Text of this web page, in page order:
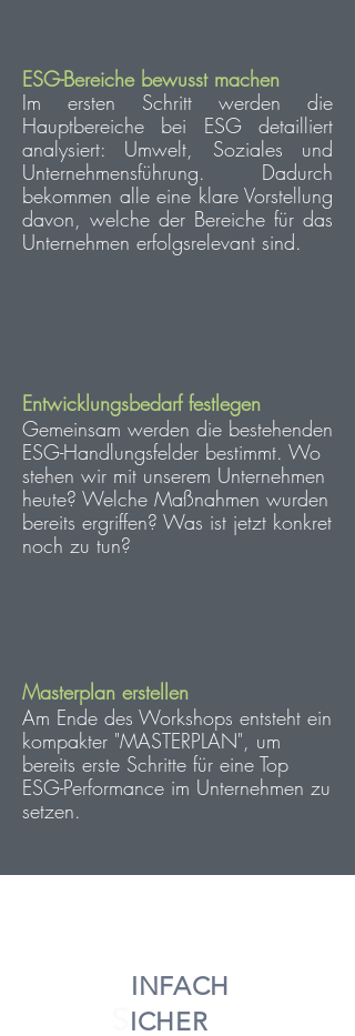
ESG-Bereiche bewusst machen
Im ersten Schritt werden die
Hauptbereiche bei ESG detailliert
analysiert: Umwelt, Soziales und
Unternehmensführung. Dadurch
bekommen alle eine klare Vorstellung
davon, welche der Bereiche für das
Unternehmen erfolgsrelevant sind.
Entwicklungsbedarf festlegen
Gemeinsam werden die bestehenden
ESG-Handlungsfelder bestimmt. Wo
stehen wir mit unserem Unternehmen
heute? Welche Maßnahmen wurden
bereits ergriffen? Was ist jetzt konkret
noch zu tun?
Masterplan erstellen
Am Ende des Workshops entsteht ein
kompakter "MASTERPLAN", um
bereits erste Schritte für eine Top
ESG-Performance im Unternehmen zu
setzen.
N FACH
ICHER